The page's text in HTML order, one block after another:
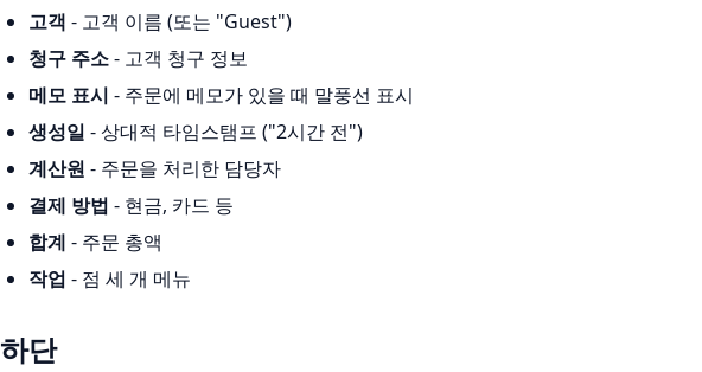
고객 - 고객 이름 (또는 "Guest")
청구 주소- 고객 청구 정보
메모 표시 - 주문에 메모가 있을 때 말풍선 표시
생성일 - 상대적 타임스탬프 ("2시간 전")
계산원 - 주문을 처리한 담당자
결제 방법 - 현금, 카드 등
합계 - 주문 총액
작업 - 점 세 개 메뉴
하단